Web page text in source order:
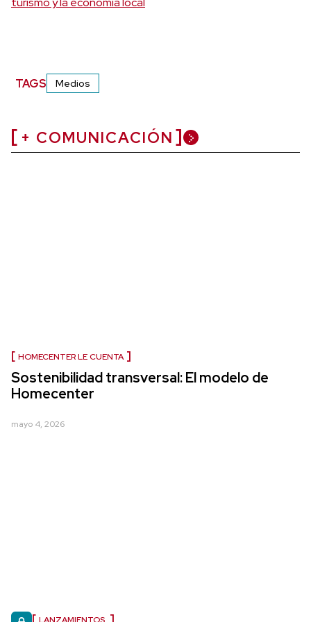
TAGS Medios
+ COMUNICACIÓN
HOMECENTER LE CUENTA
Sostenibilidad transversal: El modelo de
Homecenter
mayo 4, 2026